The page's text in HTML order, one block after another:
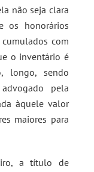
não seja clara
os honorários
com
o inventário é
longo, sendo
pela
àquele valor
maiores para
a título de